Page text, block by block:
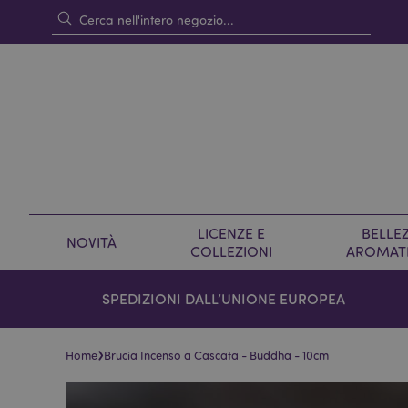
NOVITÀ
LICENZE E
COLLEZIONI
SPEDIZIONI DALL’UNIONE EUROPEA
Home›Brucia Incenso a Cascata - Buddha - 10cm